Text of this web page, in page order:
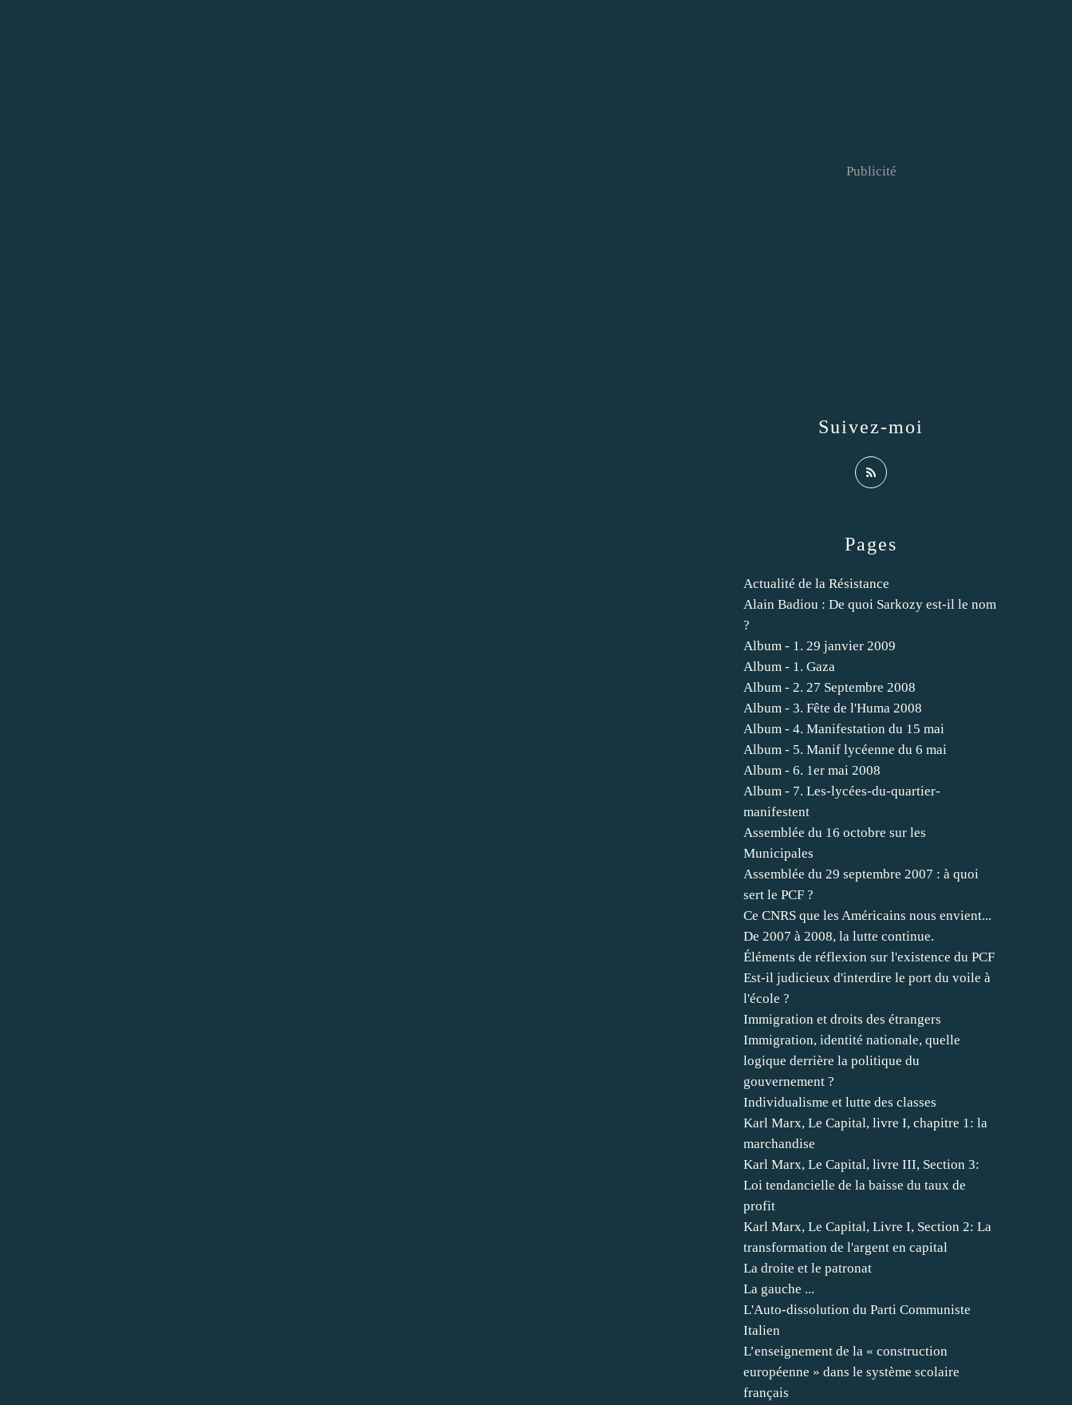
Pages
Actualité de la Résistance
Alain Badiou : De quoi Sarkozy est-il le nom
?
Album - 1. 29 janvier 2009
Album - 1. Gaza
Album - 2. 27 Septembre 2008
Album - 3. Fête de l'Huma 2008
Album - 4. Manifestation du 15 mai
Album - 5. Manif lycéenne du 6 mai
Album - 6. 1er mai 2008
Album - 7. Les-lycées-du-quartier-
manifestent
Assemblée du 16 octobre sur les
Municipales
Assemblée du 29 septembre 2007 : à quoi
sert le PCF ?
Ce CNRS que les Américains nous envient...
De 2007 à 2008, la lutte continue.
Éléments de réflexion sur l'existence du PCF
Est-il judicieux d'interdire le port du voile à
l'école ?
Immigration et droits des étrangers
Immigration, identité nationale, quelle
logique derrière la politique du
gouvernement ?
Individualisme et lutte des classes
Karl Marx, Le Capital, livre I, chapitre 1: la
marchandise
Karl Marx, Le Capital, livre III, Section 3:
Loi tendancielle de la baisse du taux de
profit
Karl Marx, Le Capital, Livre I, Section 2: La
transformation de l'argent en capital
La droite et le patronat
La gauche ...
L'Auto-dissolution du Parti Communiste
Italien
L’enseignement de la « construction
européenne » dans le système scolaire
français
Suivez-moi
Publicité